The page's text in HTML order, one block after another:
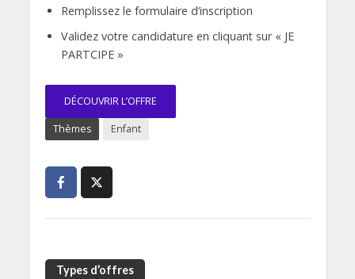
Remplissez le formulaire d’inscription
Validez votre candidature en cliquant sur « JE
PARTCIPE »
DÉCOUVRIR L’OFFRE
Thèmes Enfant
Types d’offres